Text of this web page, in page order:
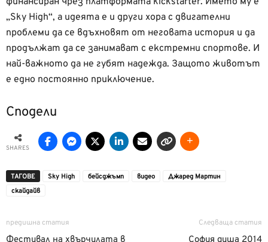
„Sky High“, a идеята е и други хора с двигателни
проблеми да се вдъхновят от неговата история и да
продължат да се занимават с екстремни спортове. И
най-важното да не губят надежда. Защото животът
е едно постоянно приключение.
Сподели
SHARES
ТАГОВЕ Sky High бейсджъмп видео
Джаред Мартин
скайдайв
предишна статия Следваща статия